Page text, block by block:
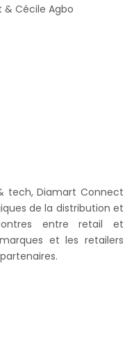
& Cécile Agbo
tech, Diamart Connect​
de la distribution et
entre retail et
et les retailers